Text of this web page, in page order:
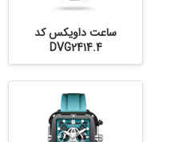
ساعت داویکس کد
DVG2414.4